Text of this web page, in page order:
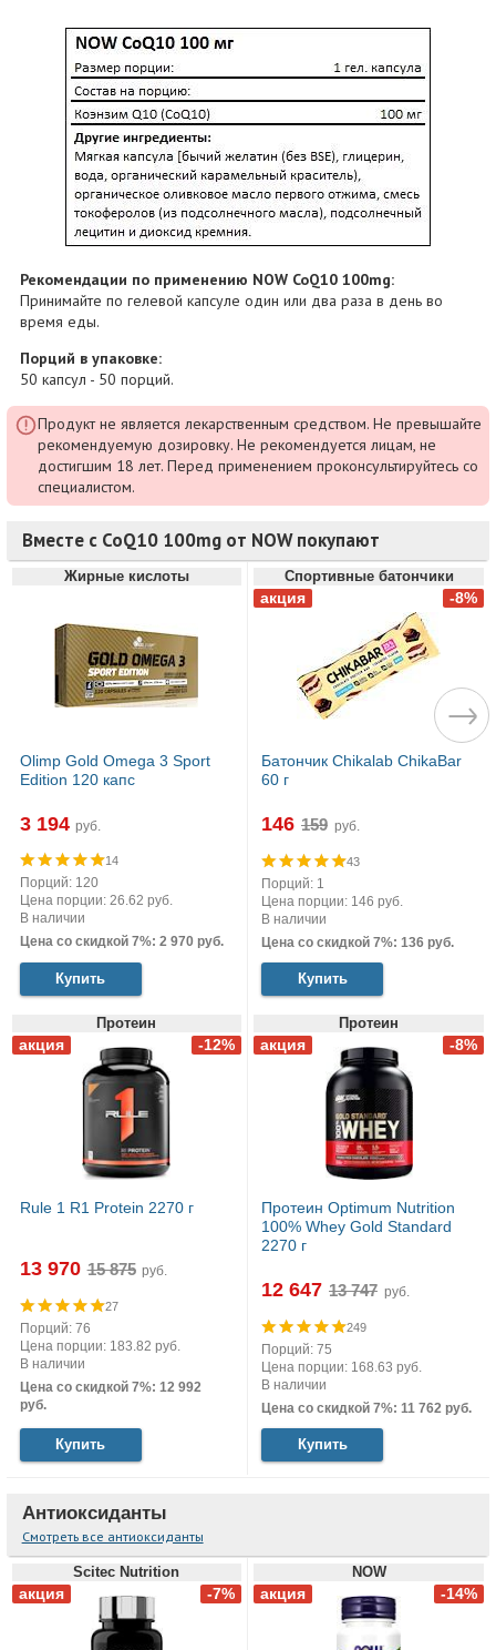
Рекомендации по применению NOW CoQ10 100mg:
Принимайте по гелевой капсуле один или два раза в день во
время еды.
Порций в упаковке:
50 капсул - 50 порций.
Продукт не является лекарственным средством. Не превышайте
рекомендуемую дозировку. Не рекомендуется лицам, не
достигшим 18 лет. Перед применением проконсультируйтесь со
специалистом.
Вместе с CoQ10 100mg от NOW покупают
Жирные кислоты
Olimp Gold Omega 3 Sport
Edition 120 капс
3 194 руб.
14
Порций: 120
Цена порции: 26.62 руб.
В наличии
Цена со скидкой 7%: 2 970 руб.
Купить
Спортивные батончики
Батончик Chikalab ChikaBar
60 г
146 руб.
43
Порций: 1
Цена порции: 146 руб.
В наличии
Цена со скидкой 7%: 136 руб.
Купить
Протеин
Rule 1 R1 Protein 2270 г
13 970 руб.
27
Порций: 76
Цена порции: 183.82 руб.
В наличии
Цена со скидкой 7%: 12 992
руб.
Купить
Протеин
Протеин Optimum Nutrition
100% Whey Gold Standard
2270 г
12 647 руб.
249
Порций: 75
Цена порции: 168.63 руб.
В наличии
Цена со скидкой 7%: 11 762 руб.
Купить
Антиоксиданты
Смотреть все антиоксиданты
Scitec Nutrition NOW